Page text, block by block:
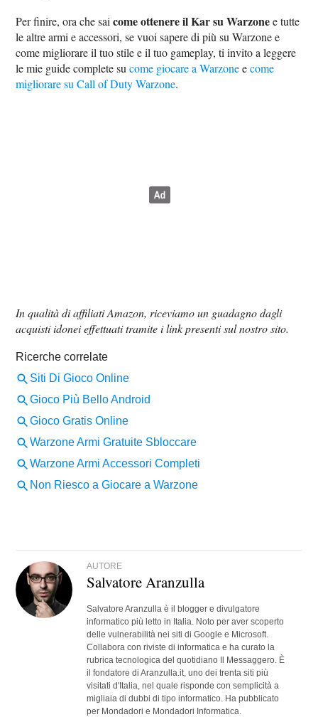
Per finire, ora che saicome ottenere il Kar su Warzonee tutte
le altre armi e accessori, se vuoi sapere di più su Warzone e
come migliorare il tuo stile e il tuo gameplay, ti invito a leggere
le mie guide complete sucome giocare a Warzoneecome
migliorare su Call of Duty Warzone.
In qualità di affiliati Amazon, riceviamo un guadagno dagli
acquisti idonei effettuati tramite i link presenti sul nostro sito.
AUTORE
Salvatore Aranzulla
Salvatore Aranzulla è il blogger e divulgatore
informatico più letto in Italia. Noto per aver scoperto
delle vulnerabilità nei siti di Google e Microsoft.
Collabora con riviste di informatica e ha curato la
rubrica tecnologica del quotidiano Il Messaggero. È
il fondatore di Aranzulla.it, uno dei trenta siti più
visitati d'Italia, nel quale risponde con semplicità a
migliaia di dubbi di tipo informatico. Ha pubblicato
per Mondadori e Mondadori Informatica.